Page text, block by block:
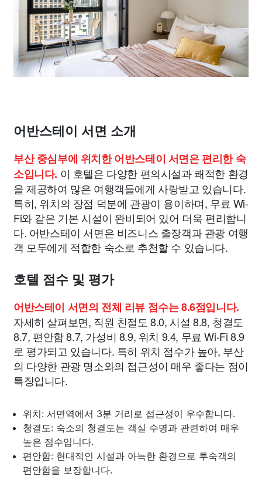
어반스테이 서면 소개
부산 중심부에 위치한 어반스테이 서면은 편리한 숙
소입니다. 이 호텔은 다양한 편의시설과 쾌적한 환경
을 제공하여 많은 여행객들에게 사랑받고 있습니다.
특히, 위치의 장점 덕분에 관광이 용이하며, 무료 Wi-
Fi와 같은 기본 시설이 완비되어 있어 더욱 편리합니
다. 어반스테이 서면은 비즈니스 출장객과 관광 여행
객 모두에게 적합한 숙소로 추천할 수 있습니다.
호텔 점수 및 평가
어반스테이 서면의 전체 리뷰 점수는 8.6점입니다.
자세히 살펴보면, 직원 친절도 8.0, 시설 8.8, 청결도
8.7, 편안함 8.7, 가성비 8.9, 위치 9.4, 무료 Wi-Fi 8.9
로 평가되고 있습니다. 특히 위치 점수가 높아, 부산
의 다양한 관광 명소와의 접근성이 매우 좋다는 점이
특징입니다.
위치: 서면역에서 3분 거리로 접근성이 우수합니다.
청결도: 숙소의 청결도는 객실 수명과 관련하여 매우
높은 점수입니다.
편안함: 현대적인 시설과 아늑한 환경으로 투숙객의
편안함을 보장합니다.